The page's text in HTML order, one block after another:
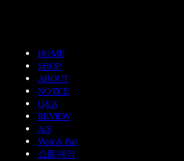
HOME
SHOP
ABOUT
NOTICE
Q&A
REVIEW
A/S
Wear & Pair
쇼룸 예약